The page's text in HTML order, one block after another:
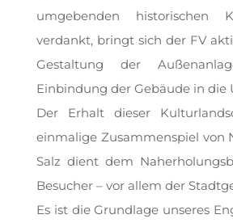
umgebenden historischen
verdankt, bringt sich der FV
Gestaltung der
Einbindung der Gebäude in die
Der Erhalt dieser
einmalige Zusammenspiel von
Salz dient dem
Besucher – vor allem der
Es ist die Grundlage unseres